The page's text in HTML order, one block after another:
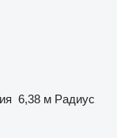
6,38 м Радиус